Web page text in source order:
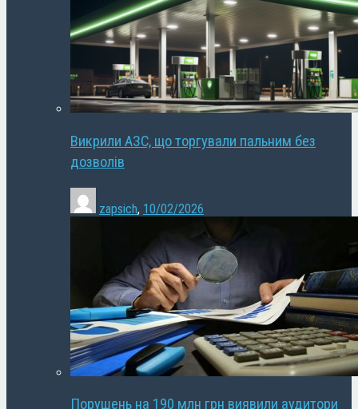
Викрили АЗС, що торгували пальним без
дозволів
zapsich, 10/02/2026
Порушень на 190 млн грн виявили аудитори